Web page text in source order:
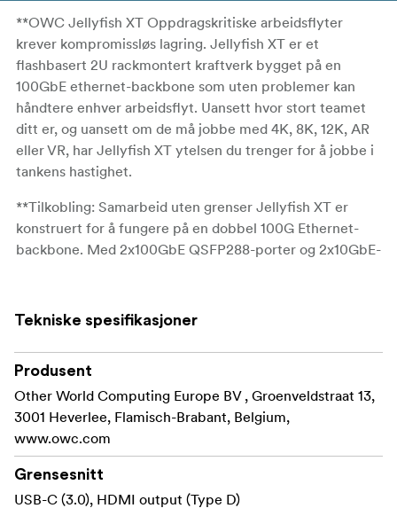
**OWC Jellyfish XT Oppdragskritiske arbeidsflyter
krever kompromissløs lagring. Jellyfish XT er et
flashbasert 2U rackmontert kraftverk bygget på en
100GbE ethernet-backbone som uten problemer kan
håndtere enhver arbeidsflyt. Uansett hvor stort teamet
ditt er, og uansett om de må jobbe med 4K, 8K, 12K, AR
eller VR, har Jellyfish XT ytelsen du trenger for å jobbe i
tankens hastighet.
**Tilkobling: Samarbeid uten grenser Jellyfish XT er
konstruert for å fungere på en dobbel 100G Ethernet-
backbone. Med 2x100GbE QSFP288-porter og 2x10GbE-
til en optimalisert svitsj, og fordel all flash-båndbredden
Lagring: Skalerbar all flash-lagring
speilet SAS SSD, cache-stasjoner, 768 TB RAM og opptil
300 TB enterprise SAS SSD-stasjoner i ett enkelt 2U-
chassis er det nesten ingenting XT ikke kan håndtere,
enten det er 4k/8k/12k, VR eller AR, XT er designet for å
hjelpe teamet ditt med å pløye gjennom innholdet uten
friksjon. XT-hodet. Enheten har også en dobbel
Tekniske spesifikasjoner
Produsent
Other World Computing Europe BV , Groenveldstraat 13,
3001 Heverlee, Flamisch-Brabant, Belgium,
www.owc.com
Grensesnitt
USB-C (3.0), HDMI output (Type D)